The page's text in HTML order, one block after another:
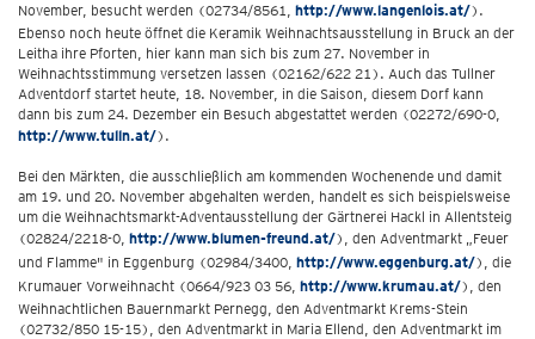
November, besucht werden (02734/8561, http://www.langenlois.at/).
Ebenso noch heute öffnet die Keramik Weihnachtsausstellung in Bruck an der
Leitha ihre Pforten, hier kann man sich bis zum 27. November in
Weihnachtsstimmung versetzen lassen (02162/622 21). Auch das Tullner
Adventdorf startet heute, 18. November, in die Saison, diesem Dorf kann
dann bis zum 24. Dezember ein Besuch abgestattet werden (02272/690-0,
http://www.tulln.at/).
Bei den Märkten, die ausschließlich am kommenden Wochenende und damit
am 19. und 20. November abgehalten werden, handelt es sich beispielsweise
um die Weihnachtsmarkt-Adventausstellung der Gärtnerei Hackl in Allentsteig
(02824/2218-0, http://www.blumen-freund.at/), den Adventmarkt „Feuer
und Flamme" in Eggenburg (02984/3400, http://www.eggenburg.at/), die
Krumauer Vorweihnacht (0664/923 03 56, http://www.krumau.at/), den
Weihnachtlichen Bauernmarkt Pernegg, den Adventmarkt Krems-Stein
(02732/850 15-15), den Adventmarkt in Maria Ellend, den Adventmarkt im